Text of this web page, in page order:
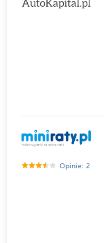
Opinie: 2